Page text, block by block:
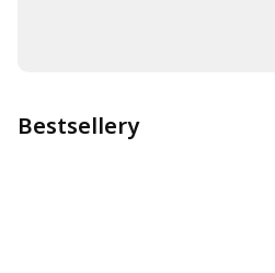
Bestsellery